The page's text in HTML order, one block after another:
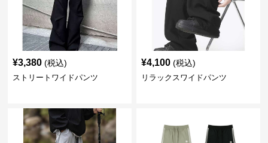
¥3,380 (税込)
ストリートワイドパンツ
¥4,100 (税込)
リラックスワイドパンツ